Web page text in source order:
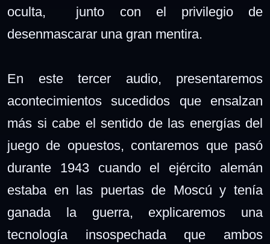
oculta, junto con el privilegio de
desenmascarar una gran mentira.
En este tercer audio, presentaremos
acontecimientos sucedidos que ensalzan
más si cabe el sentido de las energías del
juego de opuestos, contaremos que pasó
durante 1943 cuando el ejército alemán
estaba en las puertas de Moscú y tenía
ganada la guerra, explicaremos una
tecnología insospechada que ambos